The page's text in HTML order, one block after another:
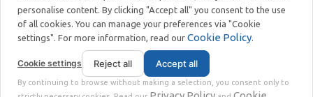
STOKKERMILL | SELTEK SRL© 2023 | P. Iva. IT02360630301 |Privacy |Terms
personalise content. By clicking "Accept all" you consent to the use
of all cookies. You can manage your preferences via "Cookie
settings". For more information, read our Cookie Policy.
Cookie settings Reject all Accept all
By continuing to browse without making a selection, you consent only to